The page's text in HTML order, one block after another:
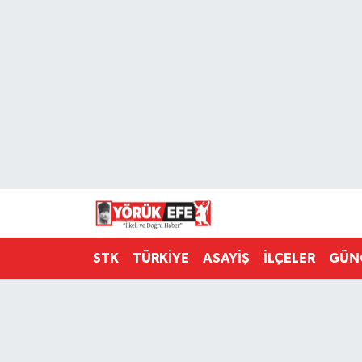
STK TÜRKİYE ASAYİŞ İLÇELER
Süper Lig Puan Durumu ve Fikstür
Tüm Manşetler